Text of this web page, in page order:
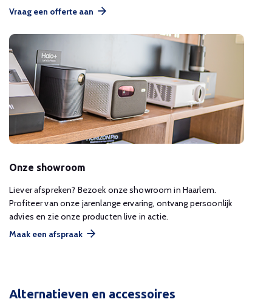
Vraag een offerte aan
Onze showroom
Liever afspreken? Bezoek onze showroom in Haarlem.
Profiteer van onze jarenlange ervaring, ontvang persoonlijk
advies en zie onze producten live in actie.
Maak een afspraak
Alternatieven en accessoires